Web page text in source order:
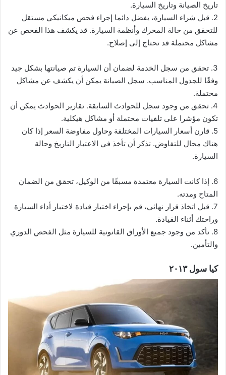
تاريخ الصيانة وتاريخ السيارة.
2. قبل شراء السيارة، يفضل دائما إجراء فحص ميكانيكي مستقل
للتحقق من حالة المحرك وأنظمة السيارة. قد يكشف هذا الفحص عن
مشاكل محتملة قد تحتاج إلى إصلاح.
3. تحقق من سجل الخدمة لضمان أن السيارة تم صيانتها بشكل جيد
وفقًا للجدول المناسب. سجل الصيانة يمكن أن يكشف عن مشاكل
محتملة.
4. تحقق من وجود سجل للحوادث السابقة. تقارير الحوادث يمكن أن
تكون مؤشرا على تلفيات محتملة أو مشاكل هيكلية.
5. قارن أسعار السيارات المختلفة وحاول مفاوضة السعر إذا كان
هناك مجال للتفاوض. تذكر أن تأخذ في الاعتبار التاريخ وحالة
السيارة.
6. إذا كانت السيارة معتمدة مسبقًا من الوكيل، تحقق من الضمان
المتاح ومدته.
7. قبل اتخاذ قرار نهائي، قم بإجراء اختبار قيادة لاختبار أداء السيارة
وراحتك أثناء القيادة.
8. تأكد من وجود جميع الأوراق القانونية للسيارة مثل الفحص الدوري
والتأمين.
كيا سول ٢٠١٣